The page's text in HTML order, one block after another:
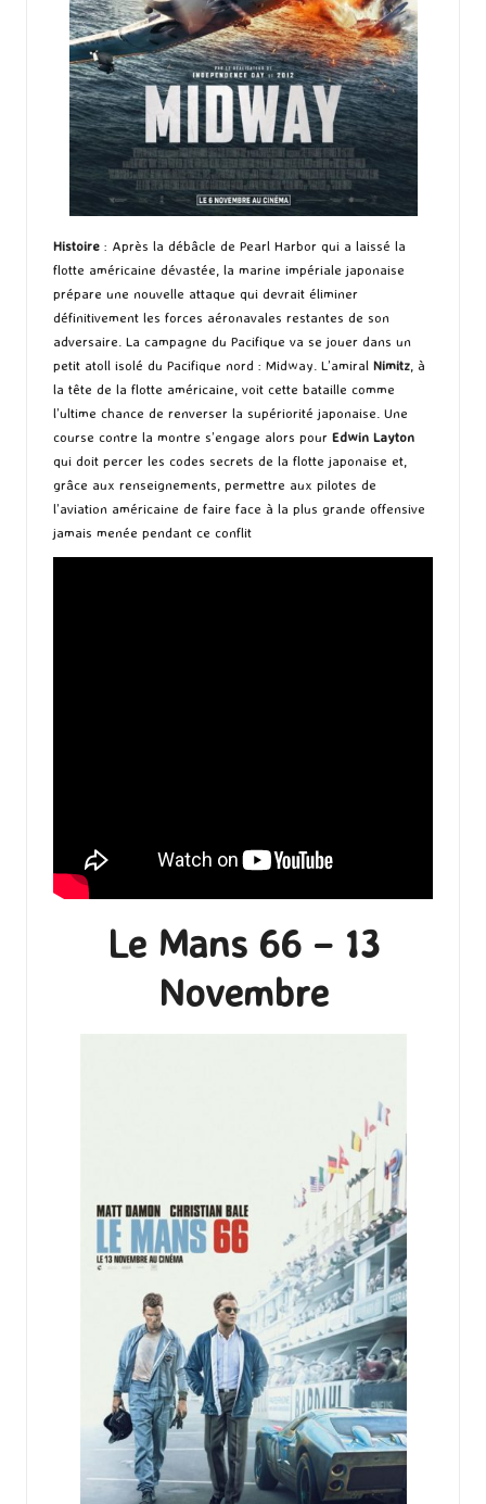
Histoire : Après la débâcle de Pearl Harbor qui a laissé la
flotte américaine dévastée, la marine impériale japonaise
prépare une nouvelle attaque qui devrait éliminer
définitivement les forces aéronavales restantes de son
adversaire. La campagne du Pacifique va se jouer dans un
petit atoll isolé du Pacifique nord : Midway. L’amiral Nimitz, à
la tête de la flotte américaine, voit cette bataille comme
l’ultime chance de renverser la supériorité japonaise. Une
course contre la montre s’engage alors pour Edwin Layton
qui doit percer les codes secrets de la flotte japonaise et,
grâce aux renseignements, permettre aux pilotes de
l’aviation américaine de faire face à la plus grande offensive
jamais menée pendant ce conflit
Le Mans 66 – 13
Novembre